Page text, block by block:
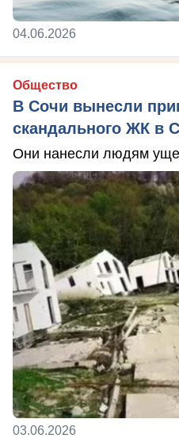
04.06.2026
Общество
В Сочи вынесли
скандального ЖК в
Они нанесли людям
03.06.2026